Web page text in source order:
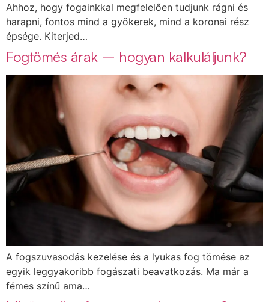
Ahhoz, hogy fogainkkal megfelelően tudjunk rágni és
harapni, fontos mind a gyökerek, mind a koronai rész
épsége. Kiterjed…
Fogtömés árak – hogyan kalkuláljunk?
A fogszuvasodás kezelése és a lyukas fog tömése az
egyik leggyakoribb fogászati beavatkozás. Ma már a
fémes színű ama…